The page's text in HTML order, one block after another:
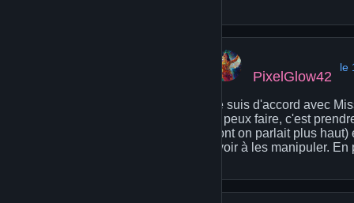
PixelGlow42
le
Je suis d'accord avec
tu peux faire, c'est
dont on parlait plus
avoir à les manipuler.